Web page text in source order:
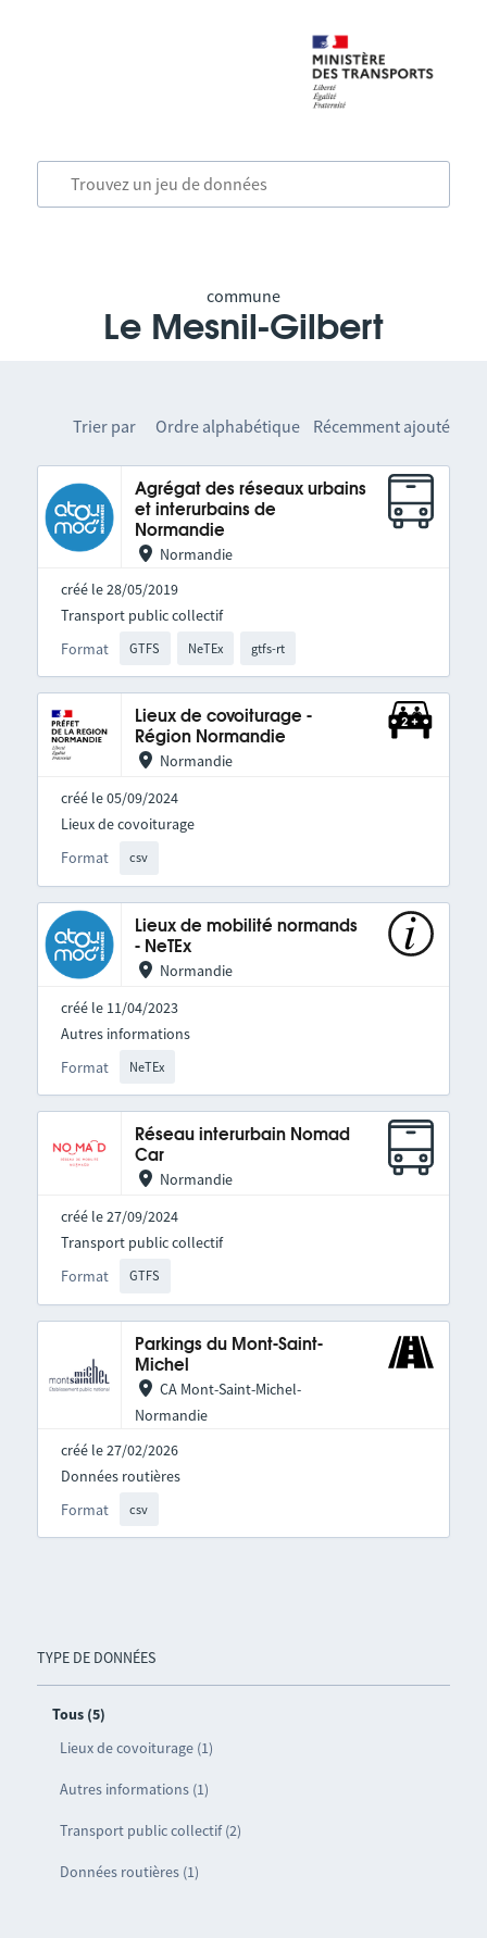
commune
Le Mesnil-Gilbert
TYPE DE DONNÉES
Tous (5)
Lieux de covoiturage (1)
Autres informations (1)
Transport public collectif (2)
Données routières (1)
Trier par Ordre alphabétique Récemment ajouté
Agrégat des réseaux urbains
et interurbains de
Normandie
Normandie
créé le 28/05/2019
Format GTFS NeTEx gtfs-rt
Transport public collectif
Lieux de covoiturage -
Région Normandie
Normandie
créé le 05/09/2024
Format csv
Lieux de covoiturage
Lieux de mobilité normands
- NeTEx
Normandie
créé le 11/04/2023
Format NeTEx
Autres informations
Réseau interurbain Nomad
Car
Normandie
créé le 27/09/2024
Format GTFS
Transport public collectif
Parkings du Mont-Saint-
Michel
CA Mont-Saint-Michel-
Normandie
créé le 27/02/2026
Format csv
Données routières